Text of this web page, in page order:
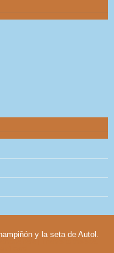
y la seta de Autol.